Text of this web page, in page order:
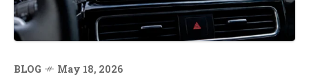
BLOG May 18, 2026